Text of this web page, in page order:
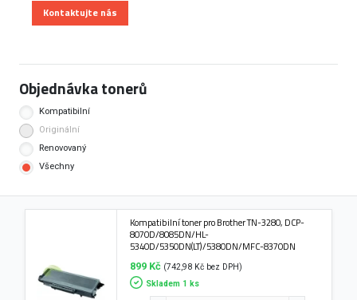
Kontaktujte nás
Objednávka tonerů
Kompatibilní
Originální
Renovovaný
Všechny
Kompatibilní toner pro Brother TN-3280, DCP-
8070D/8085DN/HL-
5340D/5350DN(LT)/5380DN/MFC-8370DN
899 Kč (742,98 Kč bez DPH)
Skladem 1 ks